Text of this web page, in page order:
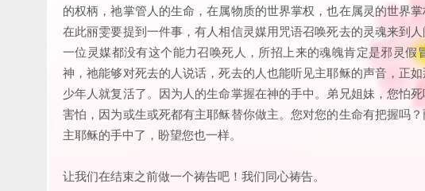
的权柄，祂掌管人的生命，在属物质的世界掌权，也在属灵的世界
在此丽雯要提到一件事，有人相信灵媒用咒语召唤死去的灵魂来到
一位灵媒都没有这个能力召唤死人，所招上来的魂魄肯定是邪灵
神，祂能够对死去的人说话，死去的人也能听见主耶稣的声音，正
少年人就复活了。因为人的生命掌握在神的手中。弟兄姐妹，您怕
害怕，因为或生或死都有主耶稣替你做主。您对您的生命有把握吗
主耶稣的手中了，盼望您也一样。
让我们在结束之前做一个祷告吧！我们同心祷告。